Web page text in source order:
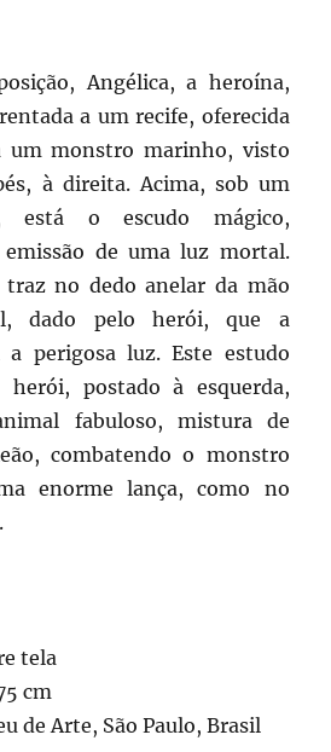
Angélica, a heroína,
a um recife, oferecida
um monstro marinho, visto
à direita. Acima, sob um
está o escudo mágico,
emissão de uma luz mortal.
traz no dedo anelar da mão
dado pelo herói, que a
a perigosa luz. Este estudo
herói, postado à esquerda,
fabuloso, mistura de
combatendo o monstro
enorme lança, como no
tela
cm
de Arte, São Paulo, Brasil